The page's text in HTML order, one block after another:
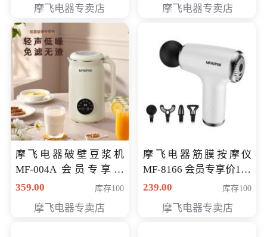
摩飞电器专卖店 摩飞电器专卖店
摩飞电器破壁豆浆机
MF-004A 会员专享价
168元
359.00 库存100
摩飞电器专卖店
摩飞电器筋膜按摩仪
MF-8166 会员专享价168
元
239.00 库存100
摩飞电器专卖店